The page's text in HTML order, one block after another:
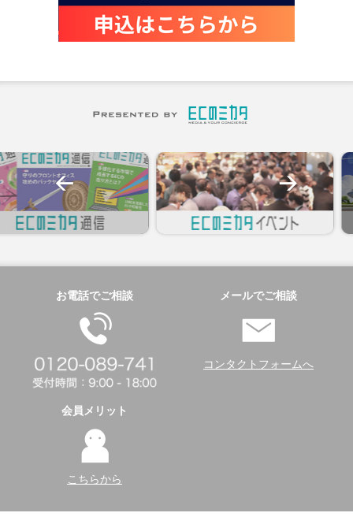
お電話でご相談 メールでご相談
コンタクトフォームへ
会員メリット
こちらから